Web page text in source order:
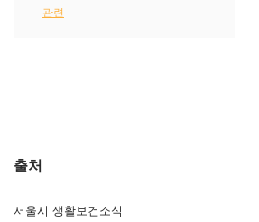
관련
출처
서울시 생활보건소식